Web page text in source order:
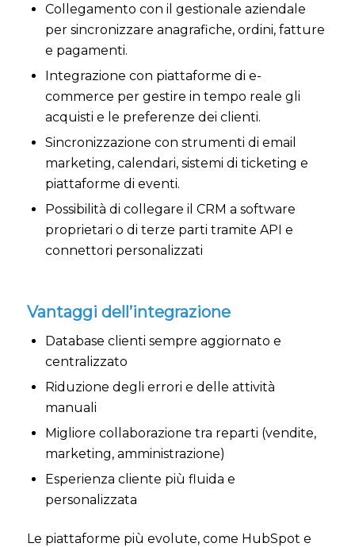
Collegamento con il gestionale aziendale
per sincronizzare anagrafiche, ordini, fatture
e pagamenti.
Integrazione con piattaforme di e-
commerce per gestire in tempo reale gli
acquisti e le preferenze dei clienti.
Sincronizzazione con strumenti di email
marketing, calendari, sistemi di ticketing e
piattaforme di eventi.
Possibilità di collegare il CRM a software
proprietari o di terze parti tramite API e
connettori personalizzati
Vantaggi dell’integrazione
Database clienti sempre aggiornato e
centralizzato
Riduzione degli errori e delle attività
manuali
Migliore collaborazione tra reparti (vendite,
marketing, amministrazione)
Esperienza cliente più fluida e
personalizzata
Le piattaforme più evolute, come HubSpot e